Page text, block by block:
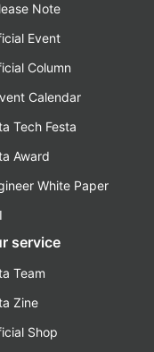
Note
Event
Column
Calendar
Tech Festa
Award
White Paper
service
Team
Zine
Shop